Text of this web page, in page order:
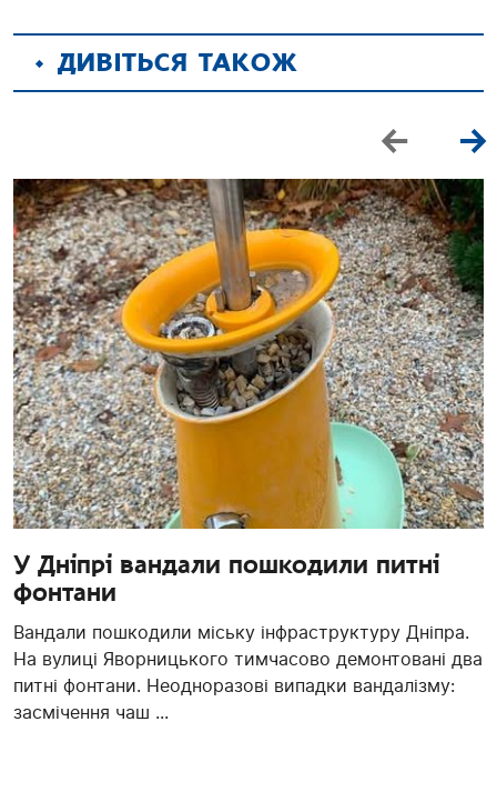
ДИВІТЬСЯ ТАКОЖ
У Дніпрі вандали пошкодили питні
фонтани
Вандали пошкодили міську інфраструктуру Дніпра.
На вулиці Яворницького тимчасово демонтовані два
питні фонтани. Неодноразові випадки вандалізму:
засмічення чаш ...